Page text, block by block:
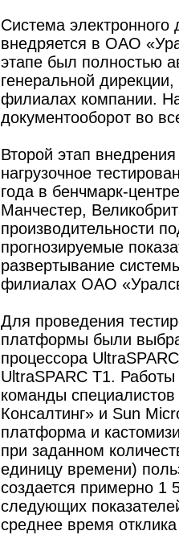
Система электронного
внедряется в ОАО
этапе был полностью
генеральной
филиалах компании.
документооборот во
Второй этап
нагрузочное
года в бенчмарк-
Манчестер,
производительности
прогнозируемые
развертывание
филиалах ОАО
Для проведения
платформы были
процессора
UltraSPARC T1.
команды
Консалтинг» и Sun
платформа и
при заданном
единицу времени)
создается примерно 1
следующих
среднее время